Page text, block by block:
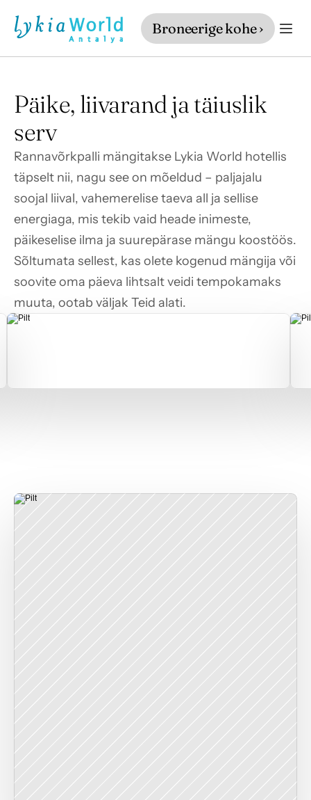
Päike, liivarand ja täiuslik
serv
Rannavõrkpalli mängitakse Lykia World hotellis
täpselt nii, nagu see on mõeldud – paljajalu
soojal liival, vahemerelise taeva all ja sellise
energiaga, mis tekib vaid heade inimeste,
päikeselise ilma ja suurepärase mängu koostöös.
Sõltumata sellest, kas olete kogenud mängija või
soovite oma päeva lihtsalt veidi tempokamaks
muuta, ootab väljak Teid alati.
Broneerige kohe ›